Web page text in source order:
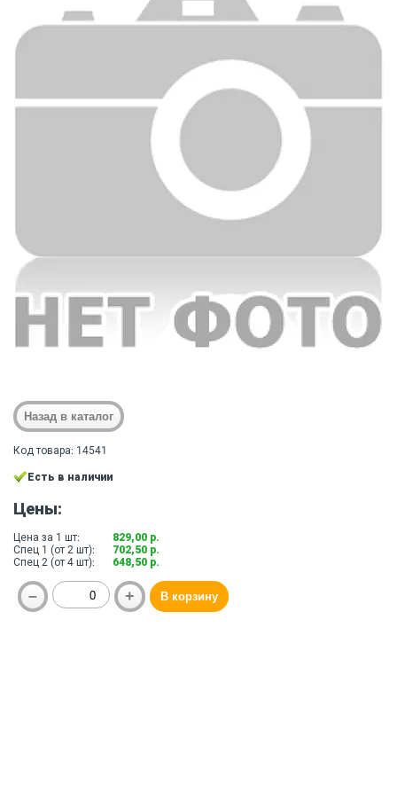
Код товара: 14541
Есть в наличии
Цены:
Цена за 1 шт:
829,00 р.
Спец 1 (от 2 шт):
702,50 р.
Спец 2 (от 4 шт):
648,50 р.